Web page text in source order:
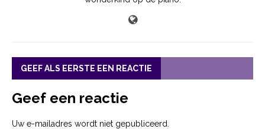
GEEF ALS EERSTE EEN REACTIE
Geef een reactie
Uw e-mailadres wordt niet gepubliceerd.